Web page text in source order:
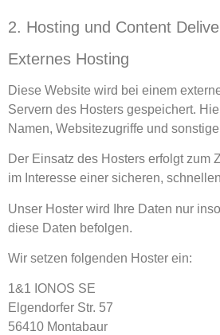
2. Hosting und Content
Externes Hosting
Diese Website wird bei einem
Servern des Hosters gespeichert.
Namen, Websitezugriffe und
Der Einsatz des Hosters erfolgt zum
im Interesse einer sicheren,
Unser Hoster wird Ihre Daten nur
diese Daten befolgen.
Wir setzen folgenden Hoster ein:
1&1 IONOS SE
Elgendorfer Str. 57
56410 Montabaur